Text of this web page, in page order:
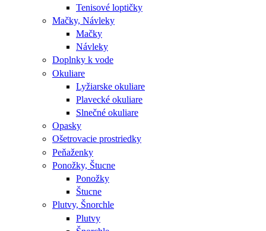
Tenisové loptičky
Mačky, Návleky
Mačky
Návleky
Doplnky k vode
Okuliare
Lyžiarske okuliare
Plavecké okuliare
Slnečné okuliare
Opasky
Ošetrovacie prostriedky
Peňaženky
Ponožky, Štucne
Ponožky
Štucne
Plutvy, Šnorchle
Plutvy